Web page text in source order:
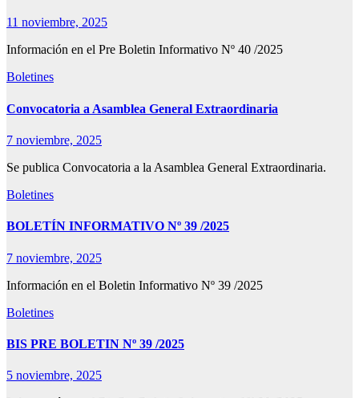
11 noviembre, 2025
Información en el Pre Boletin Informativo Nº 40 /2025
Boletines
Convocatoria a Asamblea General Extraordinaria
7 noviembre, 2025
Se publica Convocatoria a la Asamblea General Extraordinaria.
Boletines
BOLETÍN INFORMATIVO Nº 39 /2025
7 noviembre, 2025
Información en el Boletin Informativo Nº 39 /2025
Boletines
BIS PRE BOLETIN Nº 39 /2025
5 noviembre, 2025